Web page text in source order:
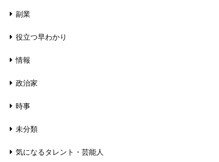
副業
役立つ早わかり
情報
政治家
時事
未分類
気になるタレント・芸能人